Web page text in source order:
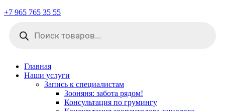
+7 965 765 35 55
товаров
Главная
Наши услуги
Запись к специалистам
Зооняня: забота рядом!
Консультация по грумингу